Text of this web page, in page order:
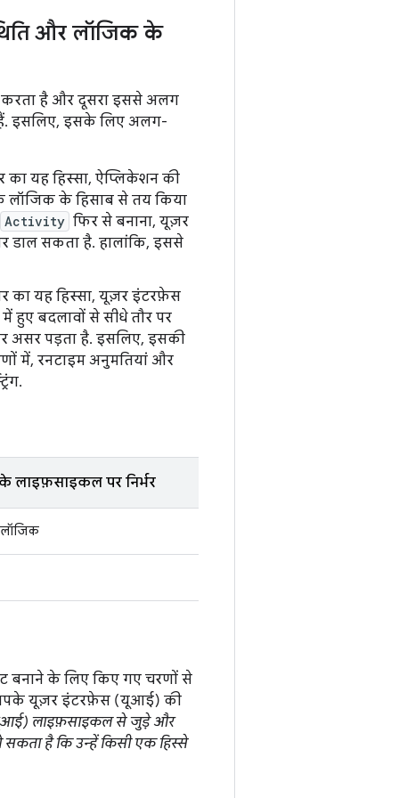
और लॉजिक के
है और दूसरा इससे अलग
हैं. इसलिए, इसके लिए अलग-
यह हिस्सा, ऐप्लिकेशन की
लॉजिक के हिसाब से तय किया
Activity फिर से बनाना, यूज़र
डाल सकता है. हालांकि, इससे
यह हिस्सा, यूज़र इंटरफ़ेस
बदलावों से सीधे तौर पर
असर पड़ता है. इसलिए, इसकी
में, रनटाइम अनुमतियां और
पर निर्भर
के लिए किए गए चरणों से
आपके यूज़र इंटरफ़ेस (यूआई) की
लाइफ़साइकल से जुड़े और
है कि उन्हें किसी एक हिस्से